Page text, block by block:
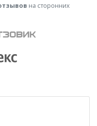
на сторонних